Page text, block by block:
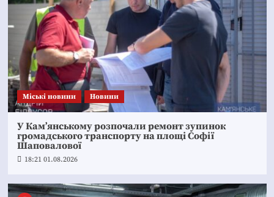
Mіські новини Новини
У Кам’янському розпочали ремонт зупинок
громадського транспорту на площі Софії
Шаповалової
18:21 01.08.2026